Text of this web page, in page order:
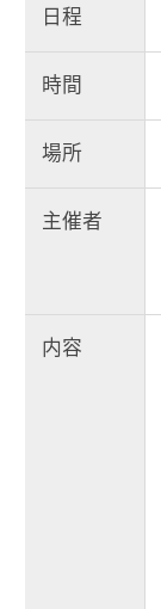
日程
時間
場所
主催者
内容